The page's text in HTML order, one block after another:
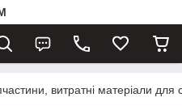
витратні матеріали для